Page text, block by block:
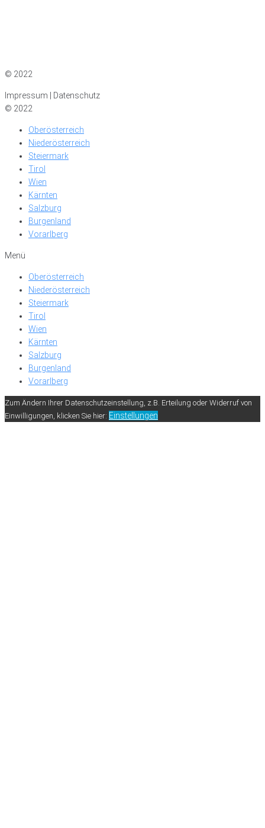
© 2022
Impressum | Datenschutz
© 2022
Oberösterreich
Niederösterreich
Steiermark
Tirol
Wien
Kärnten
Salzburg
Burgenland
Vorarlberg
Menü
Oberösterreich
Niederösterreich
Steiermark
Tirol
Wien
Kärnten
Salzburg
Burgenland
Vorarlberg
Zum Ändern Ihrer Datenschutzeinstellung, z.B. Erteilung oder Widerruf von
Einwilligungen, klicken Sie hier: Einstellungen